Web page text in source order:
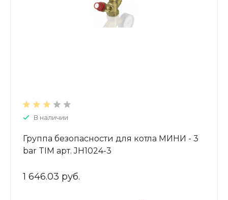
В наличии
Группа безопасности для котла МИНИ - 3
bar TIM арт. JH1024-3
1 646.03 руб.